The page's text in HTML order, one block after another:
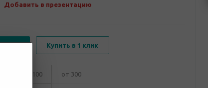
Добавить в презентацию
Купить в 1 клик
от 100 от 300